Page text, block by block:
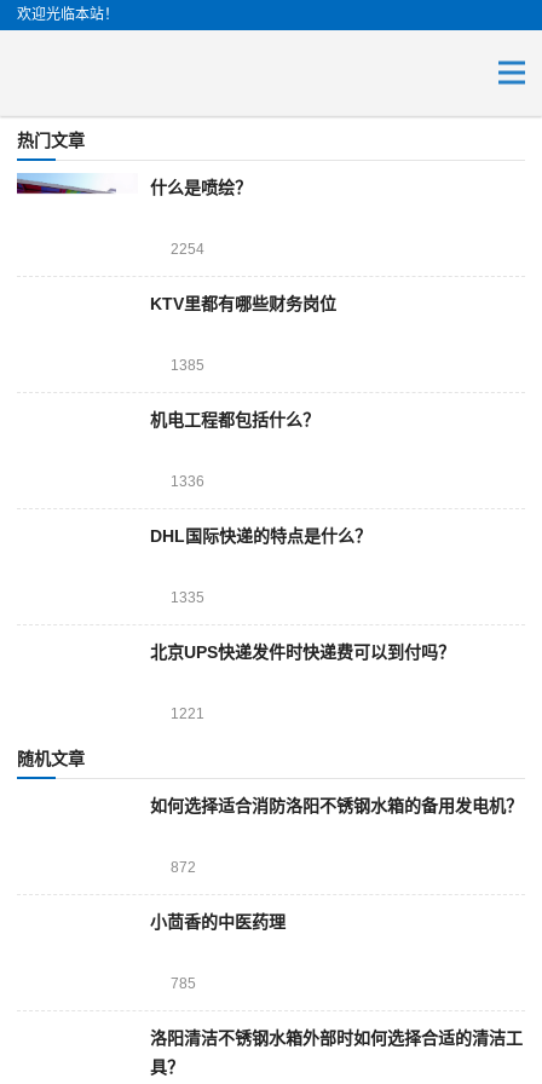
欢迎光临本站！
热门文章
什么是喷绘？
2254
KTV里都有哪些财务岗位
1385
机电工程都包括什么？
1336
DHL国际快递的特点是什么？
1335
北京UPS快递发件时快递费可以到付吗？
1221
随机文章
如何选择适合消防洛阳不锈钢水箱的备用发电机？
872
小茴香的中医药理
785
洛阳清洁不锈钢水箱外部时如何选择合适的清洁工
具？